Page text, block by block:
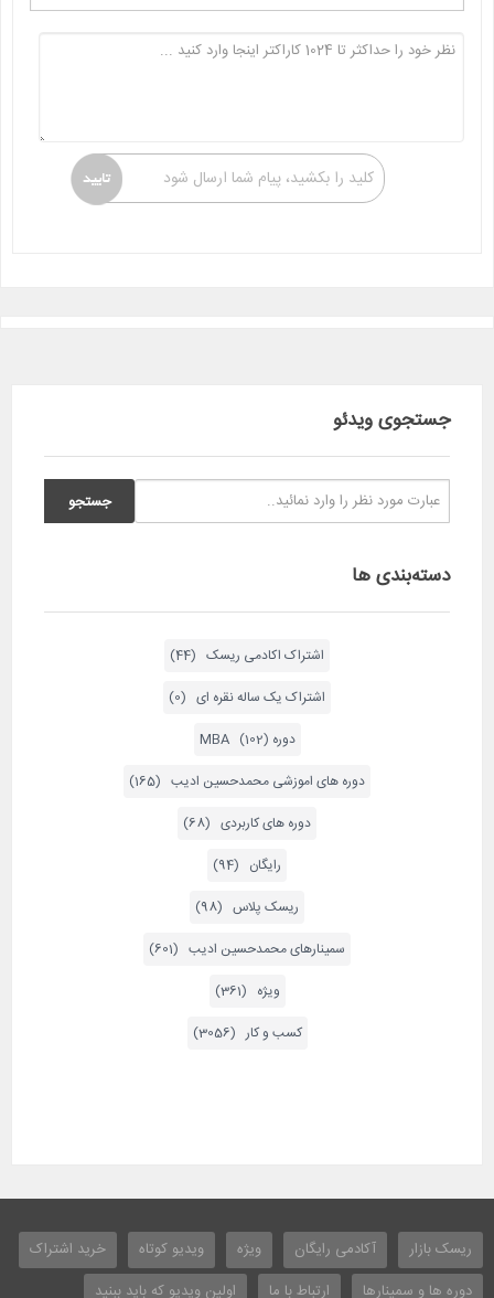
کلید را بکشید، پیام شما ارسال شود
جستجوی ویدئو
دسته‌بندی ها
اشتراک اکادمی ریسک (44)
اشتراک یک ساله نقره ای (0)
دوره MBA (102)
دوره های اموزشی محمدحسین ادیب (165)
دوره های کاربردی (68)
رایگان (94)
ریسک پلاس (98)
سمینارهای محمدحسین ادیب (601)
ویژه (361)
کسب و کار (3056)
ریسک بازار آکادمی رایگان ویژه ویدیو کوتاه
خرید اشتراک
دوره ها و سمینارها
ارتباط با ما اولین ویدیو که باید ببنید